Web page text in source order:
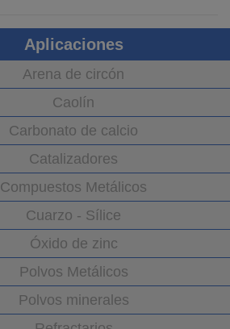
Aplicaciones
Arena de circón
Caolín
Carbonato de calcio
Catalizadores
Compuestos Metálicos
Cuarzo - Sílice
Óxido de zinc
Polvos Metálicos
Polvos minerales